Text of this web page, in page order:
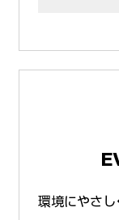
環境にやさ